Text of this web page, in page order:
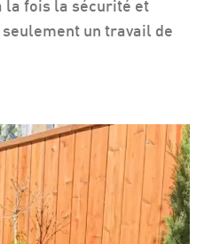
la fois la sécurité et
un travail de